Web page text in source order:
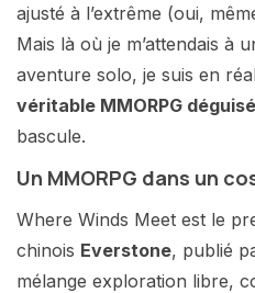
ajusté à l’extrême (oui,
Mais là où je m’attendais à
aventure solo, je suis en
véritable MMORPG déguisé
bascule.
Un MMORPG dans un
Where Winds Meet est le
chinois Everstone, publié
mélange exploration libre,